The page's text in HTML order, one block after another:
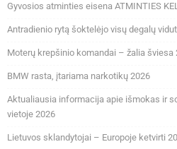
Gyvosios atminties eisena ATMINTIES
Antradienio rytą šoktelėjo visų degalų
Moterų krepšinio komandai – žalia šviesa
BMW rasta, įtariama narkotikų 2026
Aktualiausia informacija apie išmokas ir
vietoje 2026
Lietuvos sklandytojai – Europoje ketvirti